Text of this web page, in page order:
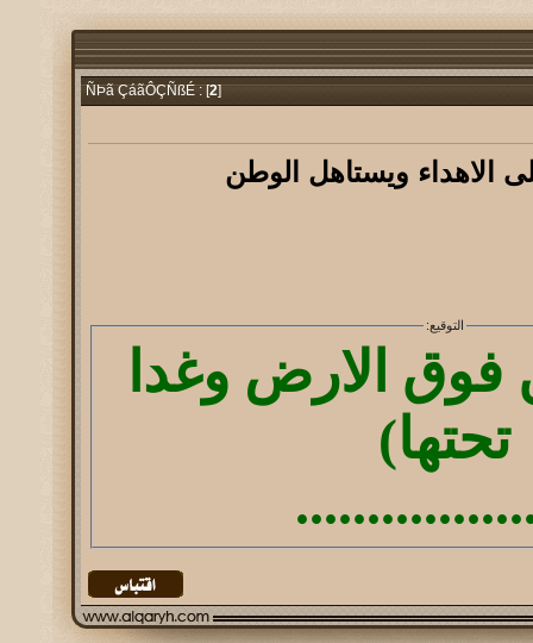
ÑÞã ÇáãÔÇÑßÉ : [
2]
الاهداء ويستاهل الوطن
التوقيع:
فوق الارض وغدا
تحتها)